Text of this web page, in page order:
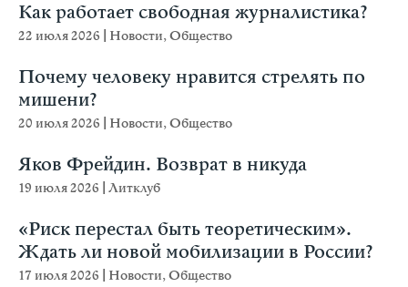
Как работает свободная журналистика?
22 июля 2026 Новости,Общество
Почему человеку нравится стрелять по
мишени?
20 июля 2026 Новости,Общество
Яков Фрейдин. Возврат в никуда
19 июля 2026 Литклуб
«Риск перестал быть теоретическим».
Ждать ли новой мобилизации в России?
17 июля 2026 Новости,Общество